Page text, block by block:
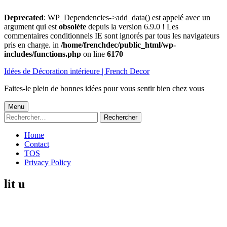
Deprecated: WP_Dependencies->add_data() est appelé avec un
argument qui est obsolète depuis la version 6.9.0 ! Les
commentaires conditionnels IE sont ignorés par tous les navigateurs
pris en charge. in /home/frenchdec/public_html/wp-
includes/functions.php on line 6170
au
Idées de Décoration intérieure | French Decor
Faites-le plein de bonnes idées pour vous sentir bien chez vous
Menu
principal
Menu
Rechercher :
Home
Contact
TOS
Privacy Policy
lit u